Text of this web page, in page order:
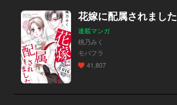
花嫁に配属されました
連載マンガ
桃乃みく
モバフラ
41,807